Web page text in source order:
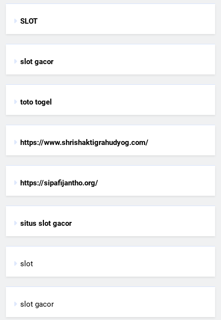
SLOT
slot gacor
toto togel
https://www.shrishaktigrahudyog.com/
https://sipafijantho.org/
situs slot gacor
slot
slot gacor